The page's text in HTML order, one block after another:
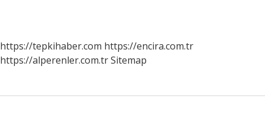
https://tepkihaber.com https://encira.com.tr
https://alperenler.com.trSitemap